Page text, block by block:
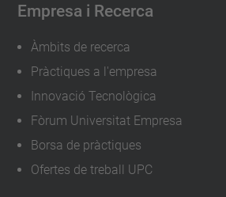
Empresa i Recerca
Àmbits de recerca
Pràctiques a l'empresa
Innovació Tecnològica
Fòrum Universitat Empresa
Borsa de pràctiques
Ofertes de treball UPC